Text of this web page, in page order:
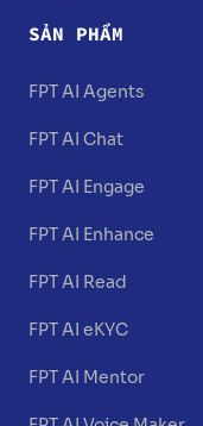
SẢN PHẨM
FPT AI Agents
FPT AI Chat
FPT AI Engage
FPT AI Enhance
FPT AI Read
FPT AI eKYC
FPT AI Mentor